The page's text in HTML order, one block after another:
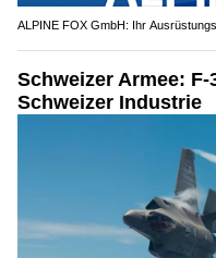
ALPINE FOX GmbH: Ihr
Schweizer Armee:
Schweizer Industrie